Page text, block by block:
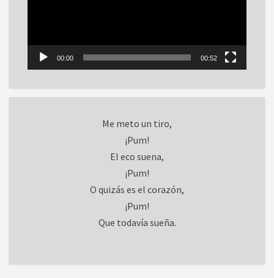
00:00 00:52
Me meto un tiro,
¡Pum!
El eco suena,
¡Pum!
O quizás es el corazón,
¡Pum!
Que todavía sueña.